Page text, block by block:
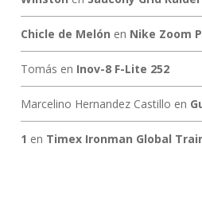
Chicle de Melón en Nike Zoom
Tomás en Inov-8 F-Lite 252
Marcelino Hernandez Castillo en
1 en Timex Ironman Global